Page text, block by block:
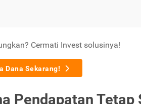
Cermati Invest solusinya!
Dana Sekarang!
Pendapatan Tetap